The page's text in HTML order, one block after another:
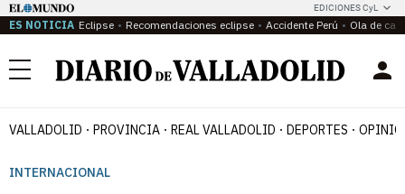
EDICIONES CyL
ES NOTICIA Eclipse Recomendaciones eclipse Accidente Perú Ola de
Menú
VALLADOLID PROVINCIA REAL VALLADOLID DEPORTES
INTERNACIONAL